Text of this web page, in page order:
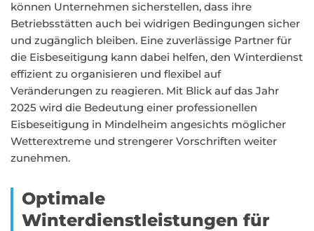
können Unternehmen sicherstellen, dass ihre
Betriebsstätten auch bei widrigen Bedingungen sicher
und zugänglich bleiben. Eine zuverlässige Partner für
die Eisbeseitigung kann dabei helfen, den Winterdienst
effizient zu organisieren und flexibel auf
Veränderungen zu reagieren. Mit Blick auf das Jahr
2025 wird die Bedeutung einer professionellen
Eisbeseitigung in Mindelheim angesichts möglicher
Wetterextreme und strengerer Vorschriften weiter
zunehmen.
Optimale
Winterdienstleistungen für